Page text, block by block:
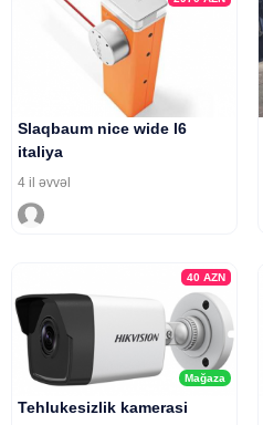
Slaqbaum nice wide l6
italiya
4 il əvvəl
Mağaza
40AZN
Tehlukesizlik kamerasi